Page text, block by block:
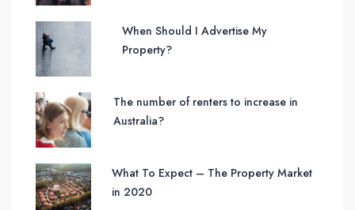
When Should I Advertise My
Property?
The number of renters to increase in
Australia?
What To Expect – The Property Market
in 2020